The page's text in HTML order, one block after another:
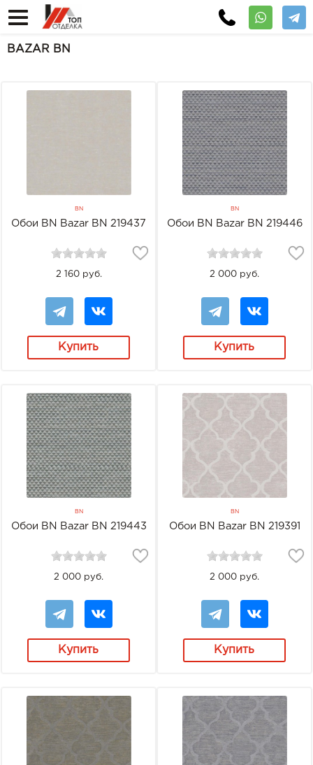
BAZAR BN
BN
Обои BN Bazar BN 219437
2 160 руб.
Купить
BN
Обои BN Bazar BN 219446
2 000 руб.
Купить
BN
Обои BN Bazar BN 219443
2 000 руб.
Купить
BN
Обои BN Bazar BN 219391
2 000 руб.
Купить